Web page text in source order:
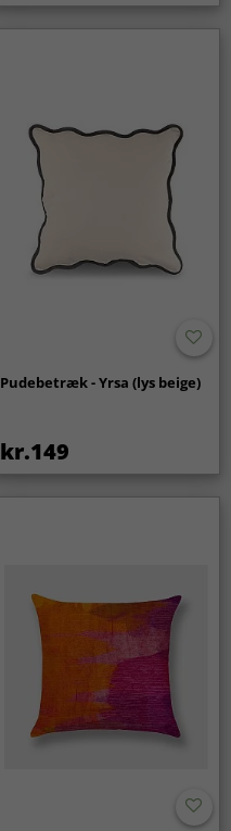
Pudebetræk - Yrsa (lys beige)
kr.149